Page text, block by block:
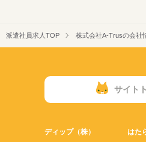
派遣社員求人TOP 株式会社A-Trusの会社
サイト
ディップ（株） はた